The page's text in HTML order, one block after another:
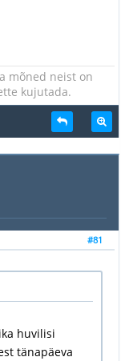
mõned neist on
kujutada.
#81
huvilisi
tänapäeva